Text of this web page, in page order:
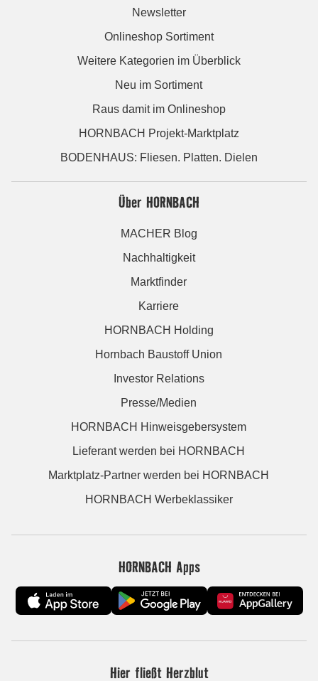
Newsletter
Onlineshop Sortiment
Weitere Kategorien im Überblick
Neu im Sortiment
Raus damit im Onlineshop
HORNBACH Projekt-Marktplatz
BODENHAUS: Fliesen. Platten. Dielen
Über HORNBACH
MACHER Blog
Nachhaltigkeit
Marktfinder
Karriere
HORNBACH Holding
Hornbach Baustoff Union
Investor Relations
Presse/Medien
HORNBACH Hinweisgebersystem
Lieferant werden bei HORNBACH
Marktplatz-Partner werden bei HORNBACH
HORNBACH Werbeklassiker
HORNBACH Apps
Hier fließt Herzblut